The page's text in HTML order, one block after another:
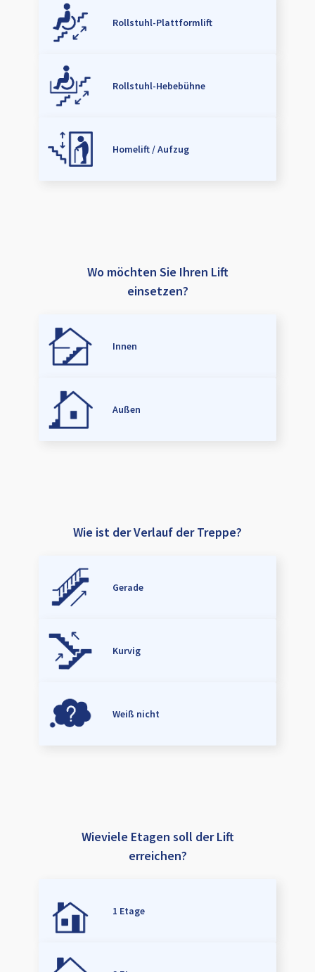
Rollstuhl-Plattformlift
Rollstuhl-Hebebühne
Homelift / Aufzug
Wo möchten Sie Ihren Lift
einsetzen?
Innen
Außen
Wie ist der Verlauf der Treppe?
Gerade
Kurvig
Weiß nicht
Wieviele Etagen soll der Lift
erreichen?
1 Etage